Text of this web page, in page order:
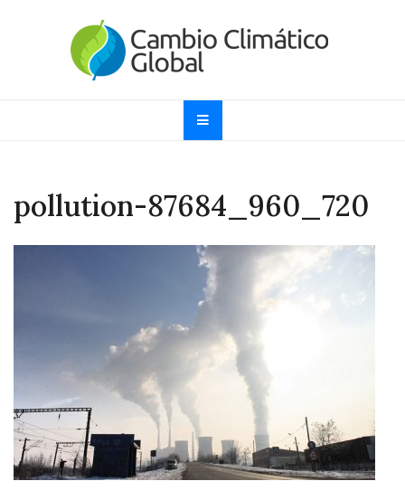
Cambio Climático
Global
Climático y Efecto Invernadero desde 1997
pollution-87684_960_720